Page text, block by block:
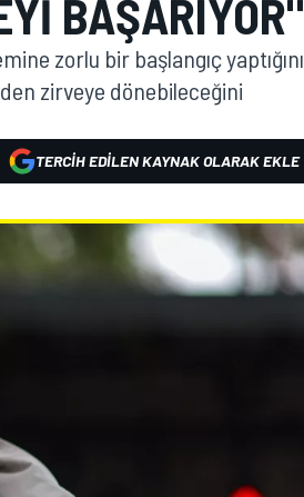
BAŞARIYOR"
zorlu bir başlangıç yaptığını
zirveye dönebileceğini
TERCIH EDILEN KAYNAK OLARAK EKLE